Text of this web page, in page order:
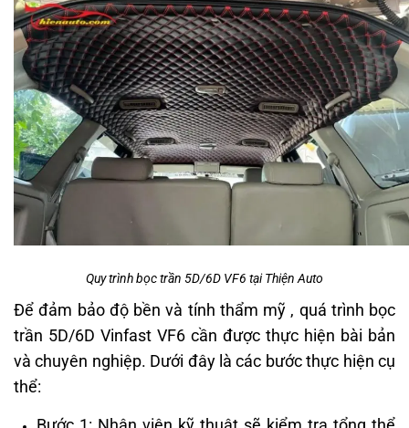
Quy trình bọc trần 5D/6D VF6 tại Thiện Auto
Để đảm bảo độ bền và tính thẩm mỹ , quá trình bọc
trần 5D/6D Vinfast VF6 cần được thực hiện bài bản
và chuyên nghiệp. Dưới đây là các bước thực hiện cụ
thể: